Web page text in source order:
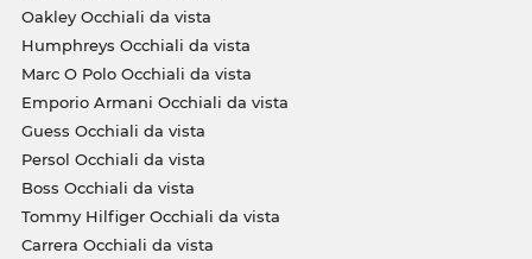
Oakley Occhiali da vista
Humphreys Occhiali da vista
Marc O Polo Occhiali da vista
Emporio Armani Occhiali da vista
Guess Occhiali da vista
Persol Occhiali da vista
Boss Occhiali da vista
Tommy Hilfiger Occhiali da vista
Carrera Occhiali da vista